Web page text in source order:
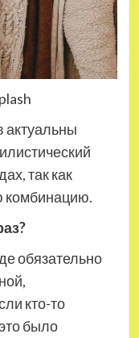
актуальны
так как
комбинацию.
обязательно
кто-то
было